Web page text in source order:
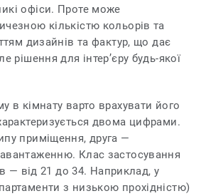
офіси. Проте може
кількістю кольорів та
дизайнів та фактур, що дає
рішення для інтер’єру будь-якої
в кімнату варто врахувати його
двома цифрами.
приміщення, друга —
Клас застосування
— від 21 до 34. Наприклад, у
з низькою прохідністю)